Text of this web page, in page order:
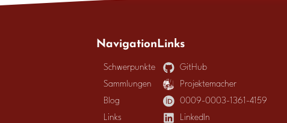
Navigation
Schwerpunkte
Sammlungen
Blog
Links
Links
GitHub
Projektemacher
0009-0003-1361-4159
LinkedIn